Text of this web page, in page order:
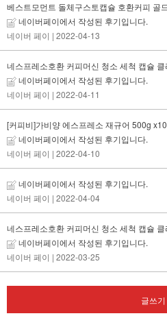
베스트모먼트 돌체구스토캡슐 호환커피 골
네이버페이에서 작성된 후기입니다.
네이버 페이 | 2022-04-13
네스프레소호환 커피머신 청소 세척 캡슐
네이버페이에서 작성된 후기입니다.
네이버 페이 | 2022-04-11
[커피비]가비양 에스프레소 재규어 500g
네이버페이에서 작성된 후기입니다.
네이버 페이 | 2022-04-10
네이버페이에서 작성된 후기입니다.
네이버 페이 | 2022-04-04
네스프레소호환 커피머신 청소 세척 캡슐
네이버페이에서 작성된 후기입니다.
네이버 페이 | 2022-03-25
글쓰기